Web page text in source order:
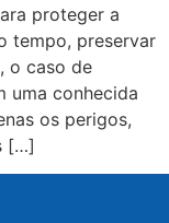
proteger a
tempo, preservar
o caso de
uma conhecida
os perigos,
[…]